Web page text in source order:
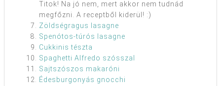
Titok! Na jó nem, mert akkor nem tudnád
megfőzni. A receptből kiderül! :)
Zöldségragus lasagne
Spenótos-túrós lasagne
Cukkinis tészta
Spaghetti Alfredo szósszal
Sajtszószos makaróni
Édesburgonyás gnocchi